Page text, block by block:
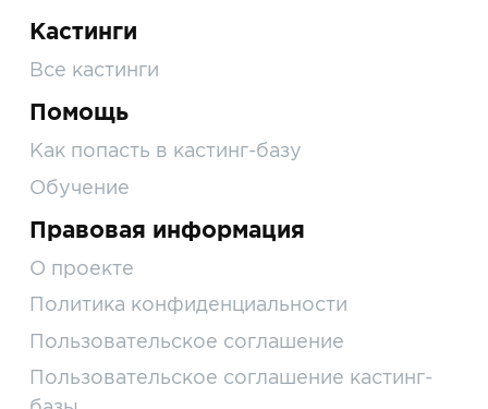
Кастинги
Все кастинги
Помощь
Как попасть в кастинг-базу
Обучение
Правовая информация
О проекте
Политика конфиденциальности
Пользовательское соглашение
Пользовательское соглашение кастинг-